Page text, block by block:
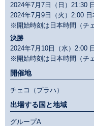
2024年7月7日（日）21:30
2024年7月9日（火）2:00 日
※開始時刻は日本時間（チ
決勝
2024年7月10日（水）2:00
※開始時刻は日本時間（チ
開催地
チェコ（プラハ）
出場する国と地域
グループA